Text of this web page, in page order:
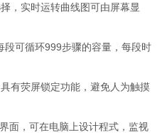
，实时运转曲线图可由屏幕显
可循环999步骤的容量，每段时
有荧屏锁定功能，避免人为触摸
面，可在电脑上设计程式，监视